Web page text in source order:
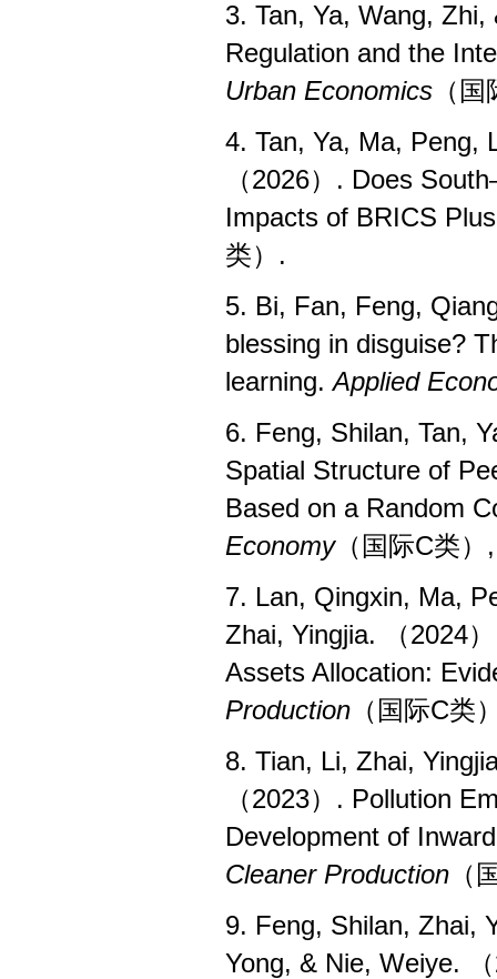
3. Tan, Ya, Wang,
Regulation and the
Urban Economics （国
4. Tan, Ya, Ma, Peng,
（2026）. Does
Impacts of BRICS
类） .
5. Bi, Fan, Feng,
blessing in disguise?
learning.Applied
6. Feng, Shilan, Tan,
Spatial Structure of
Based on a Random
Economy（国际C类）
7. Lan, Qingxin, Ma,
Zhai, Yingjia. （2024
Assets Allocation:
Production （国际C类
8. Tian, Li, Zhai,
（2023）. Pollution
Development of
Cleaner Production （
9. Feng, Shilan, Zhai,
Yong, & Nie, Weiye.